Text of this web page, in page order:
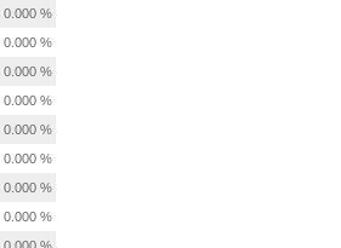
0.000 %
0.000 %
0.000 %
0.000 %
0.000 %
0.000 %
0.000 %
0.000 %
0.000 %